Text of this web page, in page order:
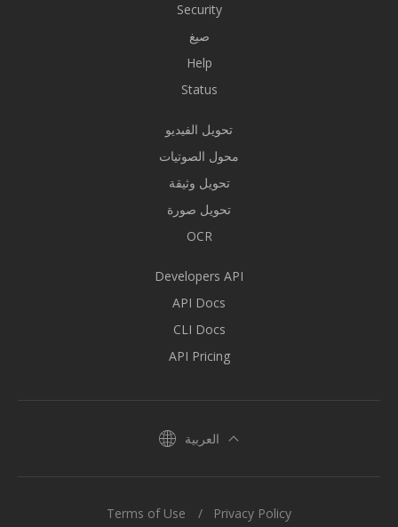
Security
صيغ
Help
Status
تحويل الفيديو
محول الصوتيات
تحويل وثيقة
تحويل صورة
OCR
Developers API
API Docs
CLI Docs
API Pricing
العربية
Terms of Use Privacy Policy